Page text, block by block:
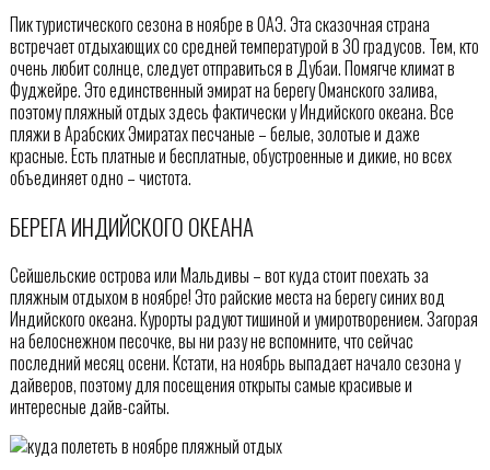
Пик туристического сезона в ноябре в ОАЭ. Эта сказочная страна
встречает отдыхающих со средней температурой в 30 градусов. Тем, кто
очень любит солнце, следует отправиться в Дубаи. Помягче климат в
Фуджейре. Это единственный эмират на берегу Оманского залива,
поэтому пляжный отдых здесь фактически у Индийского океана. Все
пляжи в Арабских Эмиратах песчаные – белые, золотые и даже
красные. Есть платные и бесплатные, обустроенные и дикие, но всех
объединяет одно – чистота.
БЕРЕГА ИНДИЙСКОГО ОКЕАНА
Сейшельские острова или Мальдивы – вот куда стоит поехать за
пляжным отдыхом в ноябре! Это райские места на берегу синих вод
Индийского океана. Курорты радуют тишиной и умиротворением. Загорая
на белоснежном песочке, вы ни разу не вспомните, что сейчас
последний месяц осени. Кстати, на ноябрь выпадает начало сезона у
дайверов, поэтому для посещения открыты самые красивые и
интересные дайв-сайты.